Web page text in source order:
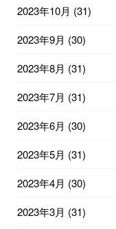
2023年10月 (31)
2023年9月 (30)
2023年8月 (31)
2023年7月 (31)
2023年6月 (30)
2023年5月 (31)
2023年4月 (30)
2023年3月 (31)